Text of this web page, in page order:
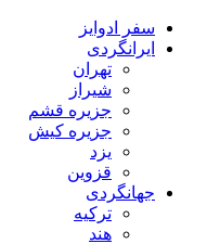
سفر ادوایز
ایرانگردی
تهران
شیراز
جزیره قشم
جزیره کیش
یزد
قزوین
جهانگردی
ترکیه
هند